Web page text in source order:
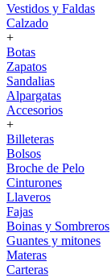
Vestidos y Faldas
Calzado
+
Botas
Zapatos
Sandalias
Alpargatas
Accesorios
+
Billeteras
Bolsos
Broche de Pelo
Cinturones
Llaveros
Fajas
Boinas y Sombreros
Guantes y mitones
Materas
Carteras